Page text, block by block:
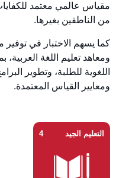
مقياس عالمي معتمد
من الناطقين بغيرها.
كما يسهم الاختبار في
ومعاهد تعليم اللغة
اللغوية للطلبة، وتطوير
ومعايير القياس المعتمدة.
التعليم الجيد 4